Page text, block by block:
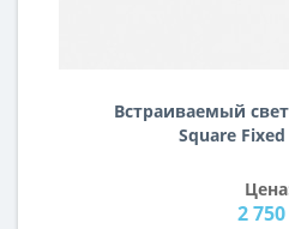
Встраиваемый
Square
2